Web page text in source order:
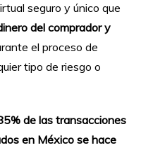
seguro y único que
del comprador y
el proceso de
tipo de riesgo o
de las transacciones
en México se hace